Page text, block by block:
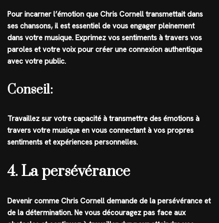
Pour incarner l’émotion que Chris Cornell transmettait dans
ses chansons, il est essentiel de vous engager pleinement
dans votre musique. Exprimez vos sentiments à travers vos
paroles et votre voix pour créer une connexion authentique
avec votre public.
Conseil:
Travaillez sur votre capacité à transmettre des émotions à
travers votre musique en vous connectant à vos propres
sentiments et expériences personnelles.
4. La persévérance
Devenir comme Chris Cornell demande de la persévérance et
de la détermination. Ne vous découragez pas face aux